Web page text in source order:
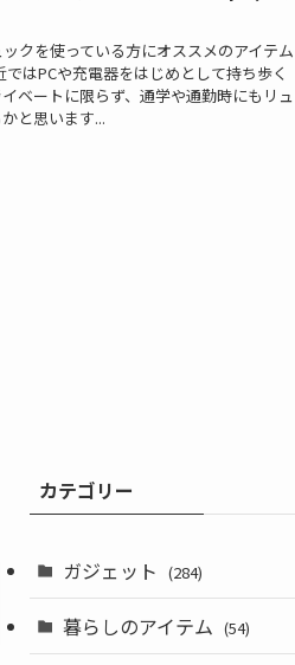
クを使っている方にオススメのアイテム
はPCや充電器をはじめとして持ち歩く
ベートに限らず、通学や通勤時にもリュ
と思います...
カテゴリー
ガジェット (284)
(3)
暮らしのアイテム (54)